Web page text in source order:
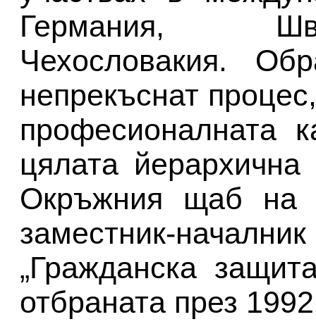
Германия,
Чехословакия.
непрекъснат
професионалната
цялата
Окръжния щаб на
заместник-
„Гражданска
отбраната през